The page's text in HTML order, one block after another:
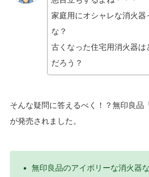
家庭用にオシャレな消火器
な？
古くなった住宅用消火器は
だろう？
そんな疑問に答えるべく！？無印良品
が発売されました。
無印良品のアイボリーな消火器